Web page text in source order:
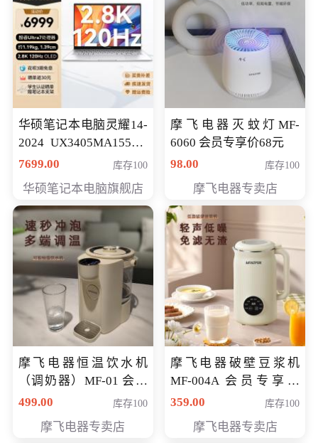
华硕笔记本电脑灵耀14-
2024 UX3405MA155夜
空蓝 oled 智慧轻薄本 会
7699.00 库存100
华硕笔记本电脑旗舰店
摩飞电器灭蚊灯MF-
6060 会员专享价68元
98.00
库存100
摩飞电器专卖店
摩飞电器恒温饮水机
（调奶器）MF-01 会员
专享价366元
499.00 库存100
摩飞电器专卖店
摩飞电器破壁豆浆机
MF-004A 会员专享价
168元
359.00 库存100
摩飞电器专卖店